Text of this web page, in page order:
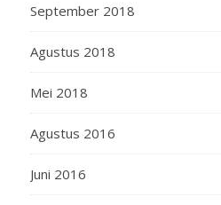
September 2018
Agustus 2018
Mei 2018
Agustus 2016
Juni 2016